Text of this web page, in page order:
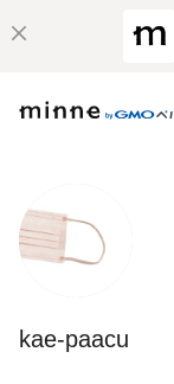
kae-paacu